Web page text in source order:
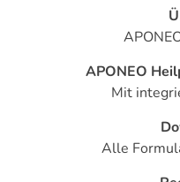
APONEO
Mit
Alle